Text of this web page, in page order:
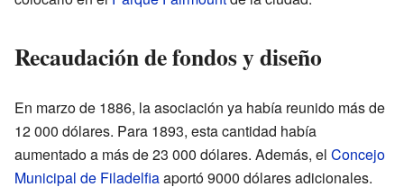
Recaudación de fondos y diseño
En marzo de 1886, la asociación ya había reunido más de
12 000 dólares. Para 1893, esta cantidad había
aumentado a más de 23 000 dólares. Además, el Concejo
Municipal de Filadelfiaaportó 9000 dólares adicionales.